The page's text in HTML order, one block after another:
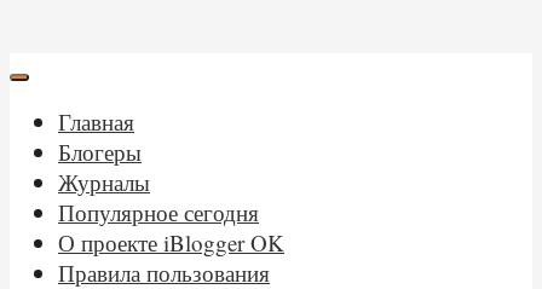
Главная
Блогеры
Журналы
Популярное сегодня
О проекте iBlogger OK
Правила пользования